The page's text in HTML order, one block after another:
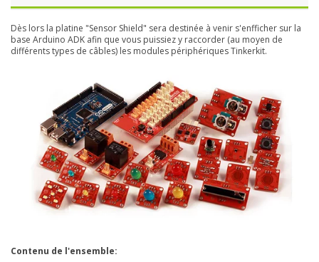
Dès lors la platine "Sensor Shield" sera destinée à venir s'enfficher sur la
base Arduino ADK afin que vous puissiez y raccorder (au moyen de
différents types de câbles) les modules périphériques Tinkerkit.
Contenu de l'ensemble: